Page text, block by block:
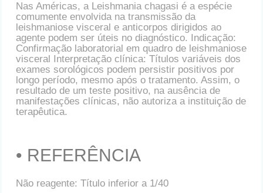
Nas Américas, a Leishmania chagasi é a espécie
comumente envolvida na transmissão da
leishmaniose visceral e anticorpos dirigidos ao
agente podem ser úteis no diagnóstico. Indicação:
Confirmação laboratorial em quadro de leishmaniose
visceral Interpretação clínica: Títulos variáveis dos
exames sorológicos podem persistir positivos por
longo período, mesmo após o tratamento. Assim, o
resultado de um teste positivo, na ausência de
manifestações clínicas, não autoriza a instituição de
terapêutica.
• REFERÊNCIA
Não reagente: Título inferior a 1/40